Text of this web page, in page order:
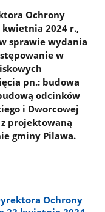
Ochrony
kwietnia 2024 r.,
sprawie wydania
w
pn.: budowa
odcinków
i Dworcowej
projektowaną
gminy Pilawa.
Ochrony